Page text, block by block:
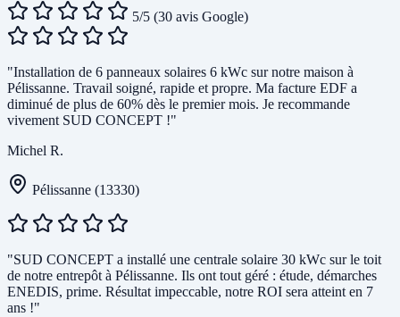
5/5 (30 avis Google)
"Installation de 6 panneaux solaires 6 kWc sur notre maison à
Pélissanne. Travail soigné, rapide et propre. Ma facture EDF a
diminué de plus de 60% dès le premier mois. Je recommande
vivement SUD CONCEPT !"
Michel R.
Pélissanne (13330)
"SUD CONCEPT a installé une centrale solaire 30 kWc sur le toit
de notre entrepôt à Pélissanne. Ils ont tout géré : étude, démarches
ENEDIS, prime. Résultat impeccable, notre ROI sera atteint en 7
ans !"